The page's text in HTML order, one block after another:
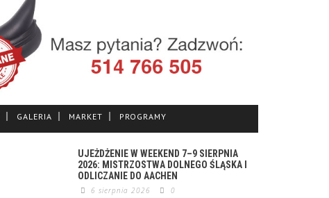
GALERIA MARKET PROGRAMY
UJEŻDŻENIE W WEEKEND 7–9 SIERPNIA
2026: MISTRZOSTWA DOLNEGO ŚLĄSKA I
ODLICZANIE DO AACHEN
6 sierpnia 2026 0